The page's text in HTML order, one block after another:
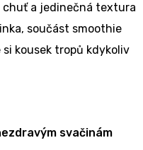
a jedinečná textura
součást smoothie
kousek tropů kdykoliv
svačinám